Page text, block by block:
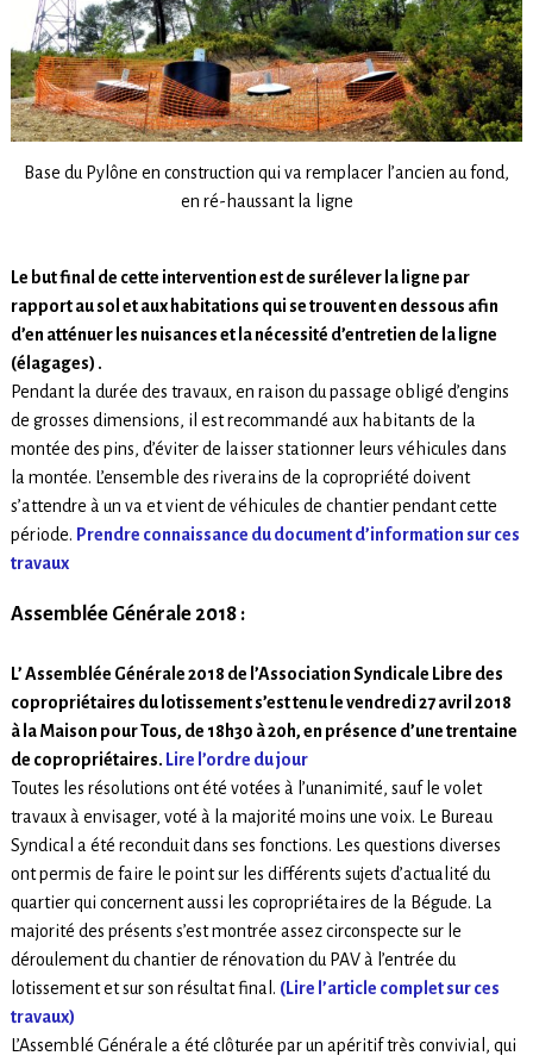
Base du Pylône en construction qui va remplacer l’ancien au fond,
en ré-haussant la ligne
Le but final de cette intervention est de surélever la ligne par
rapport au sol et aux habitations qui se trouvent en dessous afin
d’en atténuer les nuisances et la nécessité d’entretien de la ligne
(élagages) .
Pendant la durée des travaux, en raison du passage obligé d’engins
de grosses dimensions, il est recommandé aux habitants de la
montée des pins, d’éviter de laisser stationner leurs véhicules dans
la montée. L’ensemble des riverains de la copropriété doivent
s’attendre à un va et vient de véhicules de chantier pendant cette
période. Prendre connaissance du document d’information sur ces
travaux
Assemblée Générale 2018 :
L’ Assemblée Générale 2018 de l’Association Syndicale Libre des
copropriétaires du lotissement s’est tenu le vendredi 27 avril 2018
à la Maison pour Tous, de 18h30 à 20h, en présence d’une trentaine
de copropriétaires. Lire l’ordre du jour
Toutes les résolutions ont été votées à l’unanimité, sauf le volet
travaux à envisager, voté à la majorité moins une voix. Le Bureau
Syndical a été reconduit dans ses fonctions. Les questions diverses
ont permis de faire le point sur les différents sujets d’actualité du
quartier qui concernent aussi les copropriétaires de la Bégude. La
majorité des présents s’est montrée assez circonspecte sur le
déroulement du chantier de rénovation du PAV à l’entrée du
lotissement et sur son résultat final. (Lire l’article complet sur ces
travaux)
L’Assemblé Générale a été clôturée par un apéritif très convivial, qui